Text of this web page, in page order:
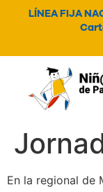
LÍNEA FIJA
En la regional de